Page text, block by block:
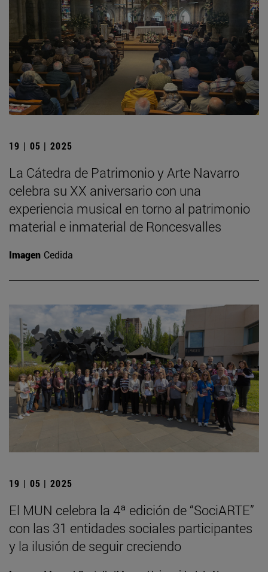
19 | 05 | 2025
La Cátedra de Patrimonio y Arte Navarro
celebra su XX aniversario con una
experiencia musical en torno al patrimonio
material e inmaterial de Roncesvalles
Imagen Cedida
19 | 05 | 2025
El MUN celebra la 4ª edición de “SociARTE”
con las 31 entidades sociales participantes
y la ilusión de seguir creciendo